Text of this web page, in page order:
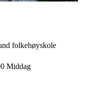
folkehøyskole
Middag